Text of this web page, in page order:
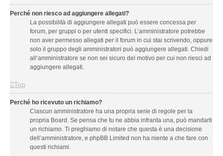
Perché non riesco ad aggiungere allegati?
La possibilità di aggiungere allegati può essere concessa per
forum, per gruppi o per utenti specifici. L’amministratore potrebbe
non aver permesso allegati per il forum in cui stai scrivendo, oppure
solo il gruppo degli amministratori può aggiungere allegati. Chiedi
all’amministratore se non sei sicuro del motivo per cui non riesci ad
aggiungere allegati.
Top
Perché ho ricevuto un richiamo?
Ciascun amministratore ha una propria serie di regole per la
propria Board. Se pensa che tu ne abbia infranta una, può mandarti
un richiamo. Ti preghiamo di notare che questa è una decisione
dell’amministratore, e phpBB Limited non ha niente a che fare con
questi richiami.